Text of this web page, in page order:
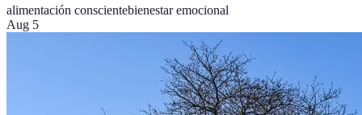
alimentación conscientebienestar emocional
Aug 5